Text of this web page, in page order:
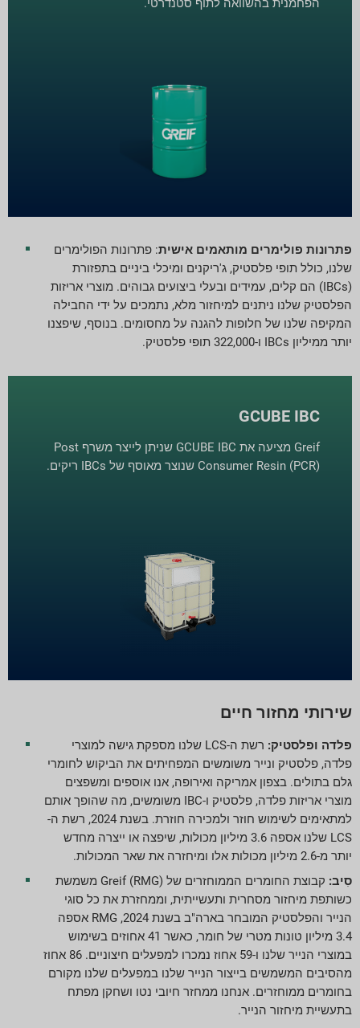
הפחמנית בהשוואה לתוף סטנדרטי.
פתרונות פולימרים מותאמים אישית: פתרונות הפולימרים
שלנו, כולל תופי פלסטיק, ג'ריקנים ומיכלי ביניים בתפזורת
(IBCs) הם קלים, עמידים ובעלי ביצועים גבוהים. מוצרי אריזות
הפלסטיק שלנו ניתנים למיחזור מלא, נתמכים על ידי החבילה
המקיפה שלנו של חלופות להגנה על מחסומים. בנוסף, שיפצנו
יותר ממיליון IBCs ו-322,000 תופי פלסטיק.
GCUBE IBC
Greif מציעה את GCUBE IBC שניתן לייצר משרף Post
Consumer Resin (PCR) שנוצר מאוסף של IBCs ריקים.
שירותי מחזור חיים
פלדה ופלסטיק:
רשת ה-LCS שלנו מספקת גישה למוצרי
פלדה, פלסטיק ונייר משומשים המפחיתים את הביקוש לחומרי
גלם בתולים. בצפון אמריקה ואירופה, אנו אוספים ומשפצים
מוצרי אריזות פלדה, פלסטיק ו-IBC משומשים, מה שהופך אותם
למתאימים לשימוש חוזר ולמכירה חוזרת. בשנת 2024, רשת ה-
LCS שלנו אספה 3.6 מיליון מכולות, שיפצה או ייצרה מחדש
יותר מ-2.6 מיליון מכולות אלו ומיחזרה את שאר המכולות.
סִיב:
קבוצת החומרים הממוחזרים של Greif (RMG) משמשת
כשותפת מיחזור מסחרית ותעשייתית, וממחזרת את כל סוגי
הנייר והפלסטיק המובחר בארה"ב בשנת 2024, RMG אספה
3.4 מיליון טונות מטרי של חומר, כאשר 41 אחוזים בשימוש
במוצרי הנייר שלנו ו-59 אחוז נמכרו למפעלים חיצוניים. 86 אחוז
מהסיבים המשמשים בייצור הנייר שלנו במפעלים שלנו מקורם
בחומרים ממוחזרים. אנחנו ממחזר חיובי נטו ושחקן מפתח
בתעשיית מיחזור הנייר.